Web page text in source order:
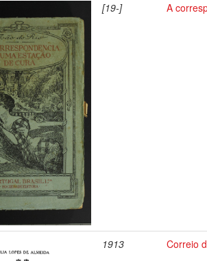
[19-] A
1913 Correio